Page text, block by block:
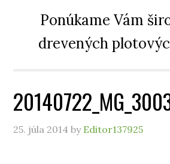
Ponúkame Vám
drevených
25. júla 2014 by Editor137925